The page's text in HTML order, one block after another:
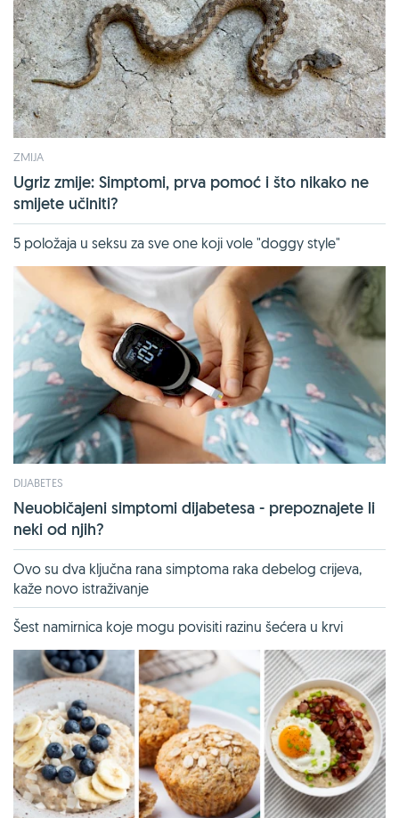
ZMIJA
Ugriz zmije: Simptomi, prva pomoć i što nikako ne
smijete učiniti?
5 položaja u seksu za sve one koji vole "doggy style"
DIJABETES
Neuobičajeni simptomi dijabetesa - prepoznajete li
neki od njih?
Ovo su dva ključna rana simptoma raka debelog crijeva,
kaže novo istraživanje
Šest namirnica koje mogu povisiti razinu šećera u krvi